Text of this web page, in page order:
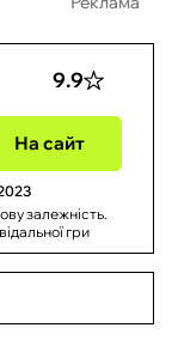
9.9
На сайт
залежність.
гри